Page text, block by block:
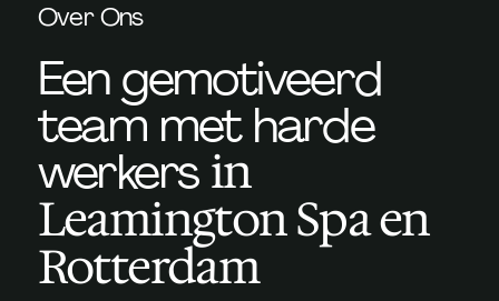
Over Ons
Een gemotiveerd
team met harde
werkersin
Leamington Spa en
Rotterdam